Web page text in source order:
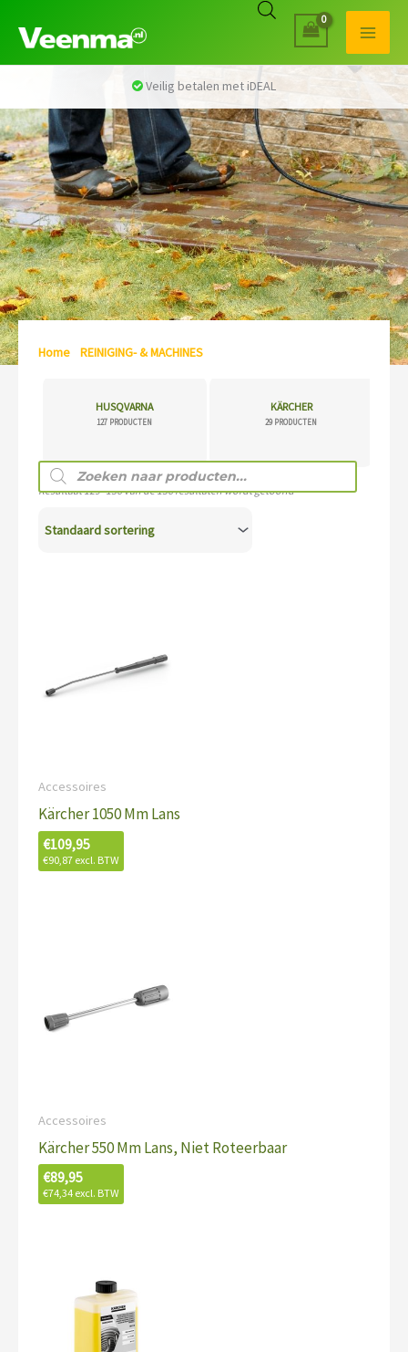
Home REINIGING- & MACHINES
HUSQVARNA
127 PRODUCTEN
KÄRCHER
29 PRODUCTEN
Producten
zoeken
Resultaat 129–136 van de 156 resultaten wordt getoond
Accessoires
Kärcher 1050 Mm Lans
€109,95
€90,87 excl. BTW
Accessoires
Kärcher 550 Mm Lans, Niet Roteerbaar
€89,95
€74,34 excl. BTW
Veilig betalen met iDEAL